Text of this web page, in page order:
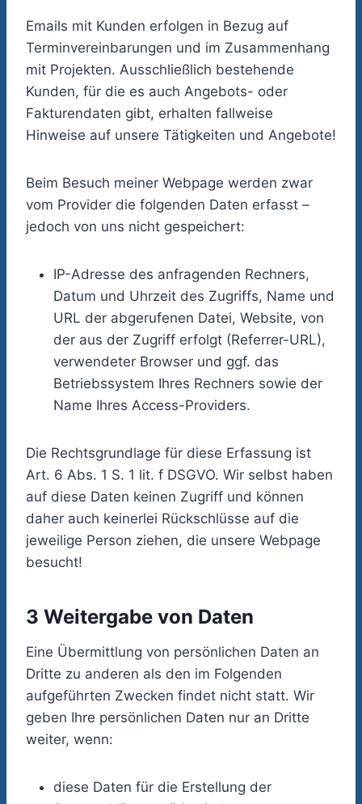
Emails mit Kunden erfolgen in Bezug auf
Terminvereinbarungen und im Zusammenhang
mit Projekten. Ausschließlich bestehende
Kunden, für die es auch Angebots- oder
Fakturendaten gibt, erhalten fallweise
Hinweise auf unsere Tätigkeiten und Angebote!
Beim Besuch meiner Webpage werden zwar
vom Provider die folgenden Daten erfasst –
jedoch von uns nicht gespeichert:
IP-Adresse des anfragenden Rechners,
Datum und Uhrzeit des Zugriffs, Name und
URL der abgerufenen Datei, Website, von
der aus der Zugriff erfolgt (Referrer-URL),
verwendeter Browser und ggf. das
Betriebssystem Ihres Rechners sowie der
Name Ihres Access-Providers.
Die Rechtsgrundlage für diese Erfassung ist
Art. 6 Abs. 1 S. 1 lit. f DSGVO. Wir selbst haben
auf diese Daten keinen Zugriff und können
daher auch keinerlei Rückschlüsse auf die
jeweilige Person ziehen, die unsere Webpage
besucht!
3 Weitergabe von Daten
Eine Übermittlung von persönlichen Daten an
Dritte zu anderen als den im Folgenden
aufgeführten Zwecken findet nicht statt. Wir
geben Ihre persönlichen Daten nur an Dritte
weiter, wenn:
diese Daten für die Erstellung der